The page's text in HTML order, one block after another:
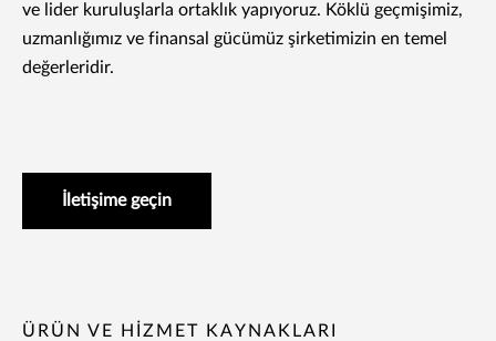
ve lider kuruluşlarla ortaklık yapıyoruz. Köklü geçmişimiz,
uzmanlığımız ve finansal gücümüz şirketimizin en temel
değerleridir.
İletişime geçin
ÜRÜN VE HIZMET KAYNAKLARI